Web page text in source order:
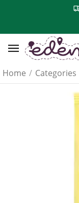
Home / Categories